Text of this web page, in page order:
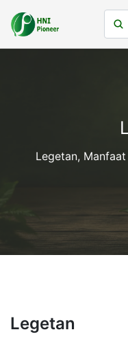
Legetan,
Legetan